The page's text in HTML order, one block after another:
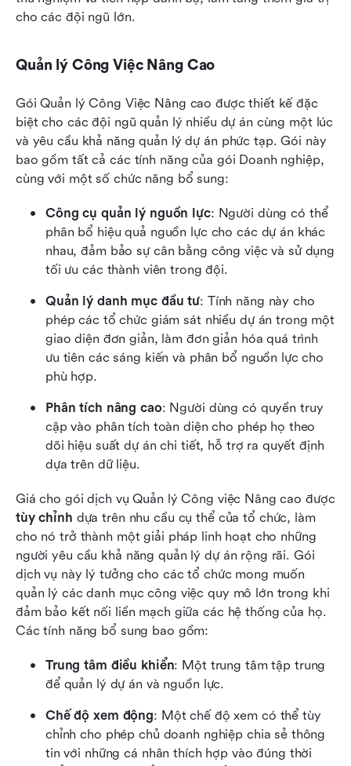
cho các đội ngũ lớn.
Quản lý Công Việc Nâng Cao
Gói Quản lý Công Việc Nâng cao được thiết kế đặc
biệt cho các đội ngũ quản lý nhiều dự án cùng một lúc
và yêu cầu khả năng quản lý dự án phức tạp. Gói này
bao gồm tất cả các tính năng của gói Doanh nghiệp,
cùng với một số chức năng bổ sung:
Công cụ quản lý nguồn lực: Người dùng có thể
phân bổ hiệu quả nguồn lực cho các dự án khác
nhau, đảm bảo sự cân bằng công việc và sử dụng
tối ưu các thành viên trong đội.
Quản lý danh mục đầu tư: Tính năng này cho
phép các tổ chức giám sát nhiều dự án trong một
giao diện đơn giản, làm đơn giản hóa quá trình
ưu tiên các sáng kiến và phân bổ nguồn lực cho
phù hợp.
Phân tích nâng cao: Người dùng có quyền truy
cập vào phân tích toàn diện cho phép họ theo
dõi hiệu suất dự án chi tiết, hỗ trợ ra quyết định
dựa trên dữ liệu.
tùy chỉnh dựa trên nhu cầu cụ thể của tổ chức, làm
cho nó trở thành một giải pháp linh hoạt cho những
người yêu cầu khả năng quản lý dự án rộng rãi. Gói
dịch vụ này lý tưởng cho các tổ chức mong muốn
quản lý các danh mục công việc quy mô lớn trong khi
đảm bảo kết nối liền mạch giữa các hệ thống của họ.
Các tính năng bổ sung bao gồm:
Trung tâm điều khiển: Một trung tâm tập trung
để quản lý dự án và nguồn lực.
Chế độ xem động: Một chế độ xem có thể tùy
chỉnh cho phép chủ doanh nghiệp chia sẻ thông
tin với những cá nhân thích hợp vào đúng thời